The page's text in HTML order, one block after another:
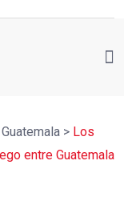
> Los
entre Guatemala